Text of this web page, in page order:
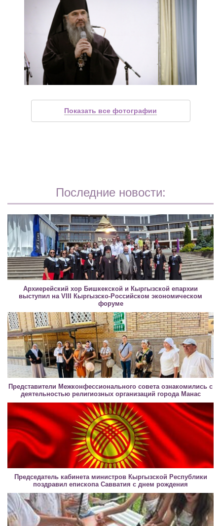
Показать все фотографии
Последние новости:
Архиерейский хор Бишкекской и Кыргызской епархии
выступил на VIII Кыргызско-Российском экономическом
форуме
Представители Межконфессионального совета ознакомились с
деятельностью религиозных организаций города Манас
Председатель кабинета министров Кыргызской Республики
поздравил епископа Савватия с днем рождения